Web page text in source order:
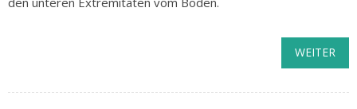
WEITER